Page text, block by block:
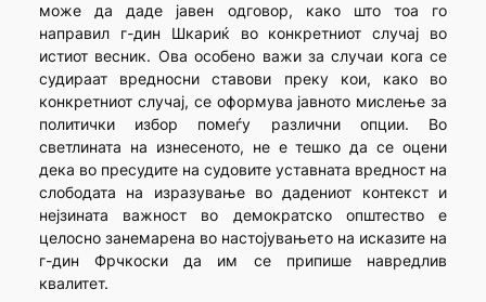
може да даде јавен одговор, како што тоа го
направил г-дин Шкариќ во конкретниот случај во
истиот весник. Ова особено важи за случаи кога се
судираат вредносни ставови преку кои, како во
конкретниот случај, се оформува јавното мислење за
политички избор помеѓу различни опции. Во
светлината на изнесеното, не е тешко да се оцени
дека во пресудите на судовите уставната вредност на
слободата на изразување во дадениот контекст и
нејзината важност во демократско општество е
целосно занемарена во настојувањето на исказите на
г-дин Фрчкоски да им се припише навредлив
квалитет.